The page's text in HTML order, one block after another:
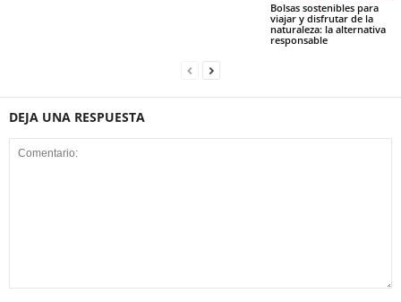
Bolsas sostenibles para
viajar y disfrutar de la
naturaleza: la alternativa
responsable
DEJA UNA RESPUESTA